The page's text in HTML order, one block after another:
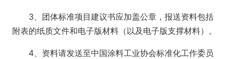
3、团体标准项目建议书应加盖公章，报送资料包括
附表的纸质文件和电子版材料（以及电子版支撑材料）。
4、资料请发送至中国涂料工业协会标准化工作委员